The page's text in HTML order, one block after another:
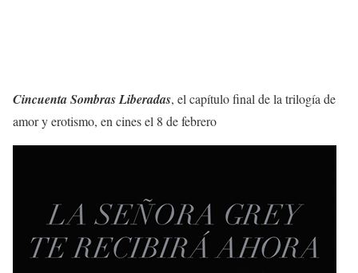
Cincuenta Sombras Liberadas, el capítulo final de la trilogía de
amor y erotismo, en cines el 8 de febrero